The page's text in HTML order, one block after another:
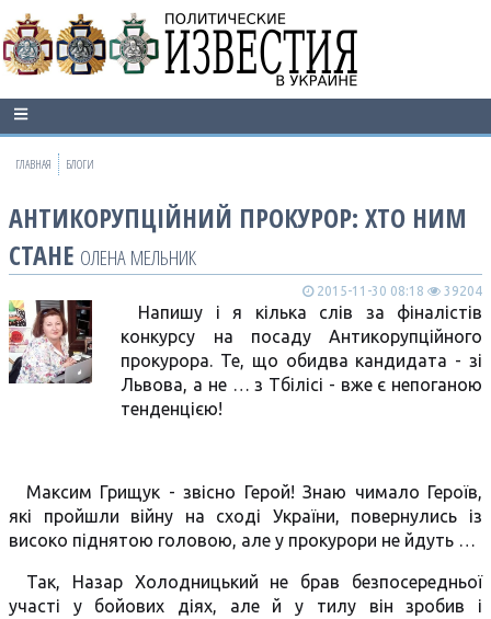
ГЛАВНАЯ БЛОГИ
АНТИКОРУПЦІЙНИЙ ПРОКУРОР: ХТО НИМ
СТАНЕ ОЛЕНА МЕЛЬНИК
2015-11-30 08:18 39204
Напишу і я кілька слів за фіналістів
конкурсу на посаду Антикорупційного
прокурора. Те, що обидва кандидата - зі
Львова, а не … з Тбілісі - вже є непоганою
тенденцією!
Максим Грищук - звісно Герой! Знаю чимало Героїв,
які пройшли війну на сході України, повернулись із
високо піднятою головою, але у прокурори не йдуть …
Так, Назар Холодницький не брав безпосередньої
участі у бойових діях, але й у тилу він зробив і